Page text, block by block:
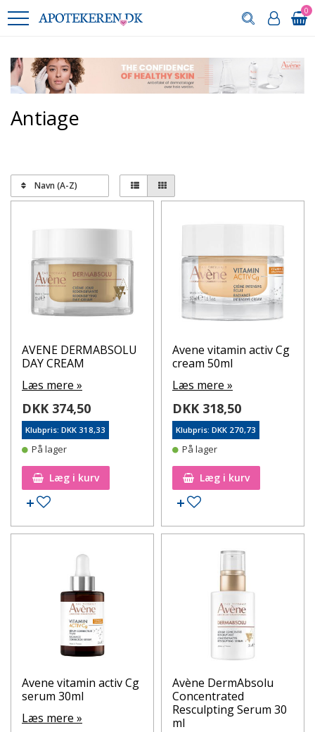
0
Antiage
Navn (A-Z)
AVENE DERMABSOLU
DAY CREAM
Læs mere »
DKK 374,50
Klubpris: DKK 318,33
På lager
Læg i kurv
Tilføj til ønskeseddel
Avene vitamin activ Cg
cream 50ml
Læs mere »
DKK 318,50
Klubpris: DKK 270,73
På lager
Læg i kurv
Tilføj til ønskeseddel
Avene vitamin activ Cg
serum 30ml
Læs mere »
Avène DermAbsolu
Concentrated
Resculpting Serum 30
ml